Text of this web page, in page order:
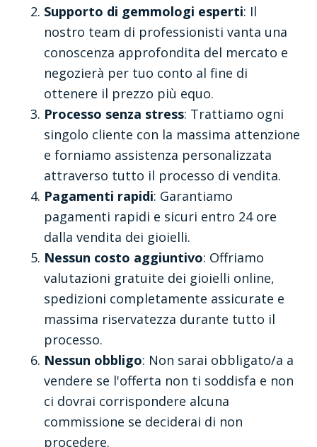
Supporto di gemmologi esperti: Il
nostro team di professionisti vanta una
conoscenza approfondita del mercato e
negozierà per tuo conto al fine di
ottenere il prezzo più equo.
Processo senza stress: Trattiamo ogni
singolo cliente con la massima attenzione
e forniamo assistenza personalizzata
attraverso tutto il processo di vendita.
Pagamenti rapidi: Garantiamo
pagamenti rapidi e sicuri entro 24 ore
dalla vendita dei gioielli.
Nessun costo aggiuntivo: Offriamo
valutazioni gratuite dei gioielli online,
spedizioni completamente assicurate e
massima riservatezza durante tutto il
processo.
Nessun obbligo: Non sarai obbligato/a a
vendere se l'offerta non ti soddisfa e non
ci dovrai corrispondere alcuna
commissione se deciderai di non
procedere.